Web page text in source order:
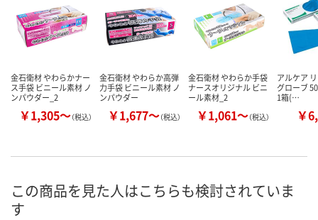
金石衛材 やわらかナー
ス手袋 ビニール素材 ノ
ンパウダー_2
￥1,305～（税込）
金石衛材 やわらか高弾
力手袋 ビニール素材 ノ
ンパウダー
￥1,677～（税込）
金石衛材 やわらか手袋
ナースオリジナル ビニ
ール素材_2
￥1,061～（税込）
アルケア
グローブ
1箱(…
￥
この商品を見た人はこちらも検討されていま
す